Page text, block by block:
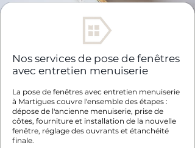
Nos services de pose de fenêtres
avec entretien menuiserie
La pose de fenêtres avec entretien menuiserie
à Martigues couvre l'ensemble des étapes :
dépose de l'ancienne menuiserie, prise de
côtes, fourniture et installation de la nouvelle
fenêtre, réglage des ouvrants et étanchéité
finale.